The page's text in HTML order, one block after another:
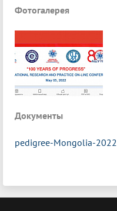
Фотогалерея
Документы
pedigree-Mongolia-2022